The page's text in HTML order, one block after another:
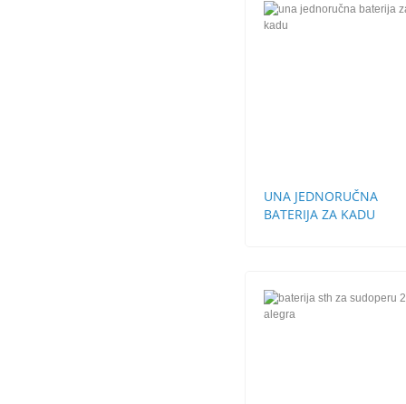
UNA JEDNORUČNA
BATERIJA ZA KADU